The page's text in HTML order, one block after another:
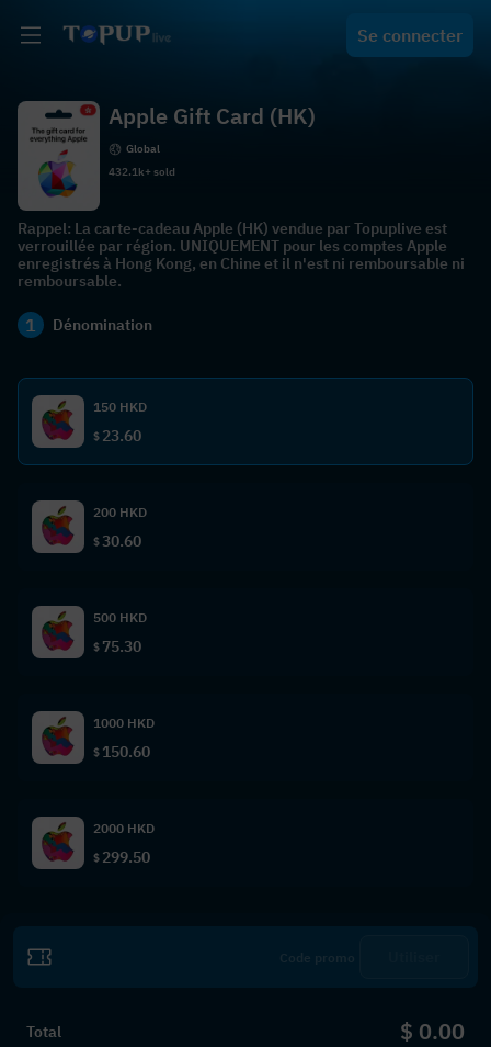
Se connecter
Apple Gift Card (HK)
Global
432.1k+ sold
Rappel: La carte-cadeau Apple (HK) vendue par Topuplive est
verrouillée par région. UNIQUEMENT pour les comptes Apple
enregistrés à Hong Kong, en Chine et il n'est ni remboursable ni
remboursable.
1 Dénomination
150 HKD
$ 23.60
200 HKD
$30.60
500 HKD
$ 75.30
1000 HKD
$ 150.60
2000 HKD
$ 299.50
Total $ 0.00